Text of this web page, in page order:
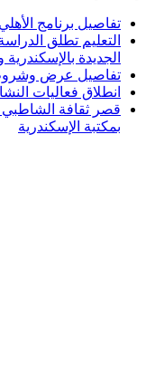
تفاصيل برنامج
التعليم تطلق
الجديدة بالإسكندرية و 4 محافظات
تفاصيل عرض وشروط
انطلاق فعاليات
قصر ثقافة الشاطبي
بمكتبة الإسكندرية